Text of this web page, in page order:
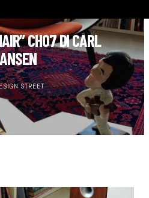
CH07 DI CARL
STREET